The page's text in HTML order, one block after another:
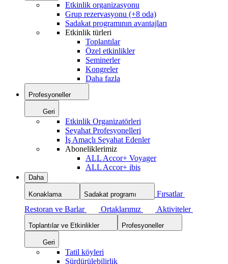
Etkinlik organizasyonu
Grup rezervasyonu (+8 oda)
Sadakat programının avantajları
Etkinlik türleri
Toplantılar
Özel etkinlikler
Seminerler
Kongreler
Daha fazla
Profesyoneller
Geri
Etkinlik Organizatörleri
Seyahat Profesyonelleri
İş Amaçlı Seyahat Edenler
Aboneliklerimiz
ALL Accor+ Voyager
ALL Accor+ ibis
Daha
Konaklama Sadakat programı
Fırsatlar
Restoran ve Barlar
Ortaklarımız Aktiviteler
Toplantılar ve Etkinlikler Profesyoneller
Geri
Tatil köyleri
Sürdürülebilirlik